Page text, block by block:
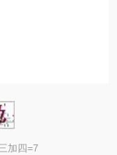
加四=7